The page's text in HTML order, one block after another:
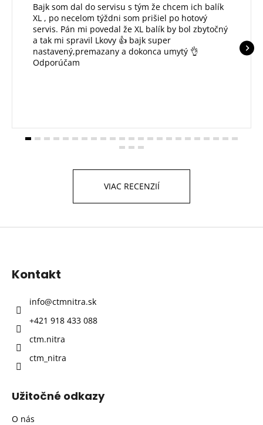
Bajk som dal do servisu s tým že chcem ich balík
XL , po necelom týždni som prišiel po hotový
servis. Pán mi povedal že XL balík by bol zbytočný
a tak mi spravil Lkovy 👍 bajk super
nastavený,premazany a dokonca umytý 👌
Odporúčam
VIAC RECENZIÍ
Z
Kontakt
info@ctmnitra.sk
+421 918 433 088
ctm.nitra
ctm_nitra
Užitočné odkazy
O nás